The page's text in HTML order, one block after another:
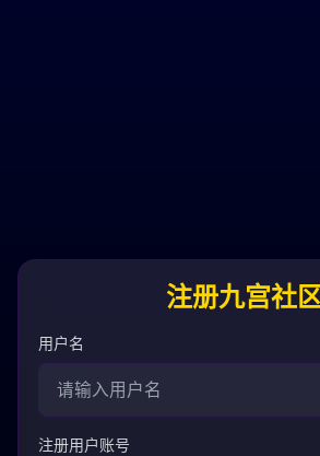
注册九宫社
用户名
注册用户账号